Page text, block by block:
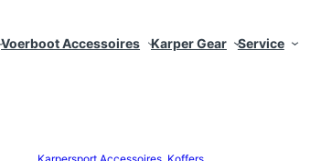
Voerboot Accessoires Karper Gear Service